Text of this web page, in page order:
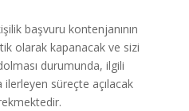
başvuru kontenjanının
olarak kapanacak ve sizi
durumunda, ilgili
süreçte açılacak